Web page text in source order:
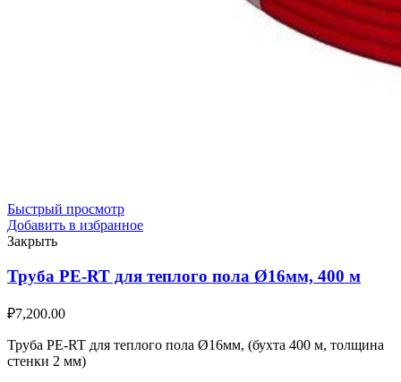
Быстрый просмотр
Добавить в избранное
Закрыть
Труба PE-RT для теплого пола Ø16мм, 400 м
₽7,200.00
Труба PE-RT для теплого пола Ø16мм, (бухта 400 м, толщина
стенки 2 мм)